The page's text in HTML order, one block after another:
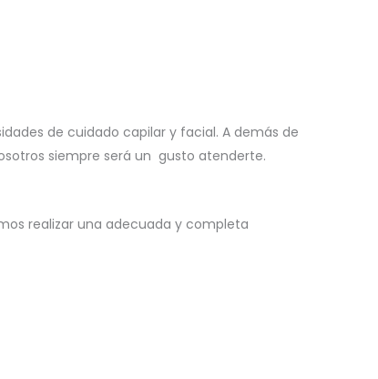
de cuidado capilar y facial. A demás de
siempre será un gusto atenderte.
realizar una adecuada y completa